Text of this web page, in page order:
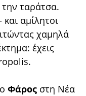
ταράτσα.
αμίλητοι
χαμηλά
έχεις
Φάρος στη Νέα